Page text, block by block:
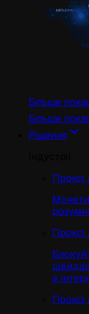
Більше
Більше
Рішення
Проксі
Проксі
в